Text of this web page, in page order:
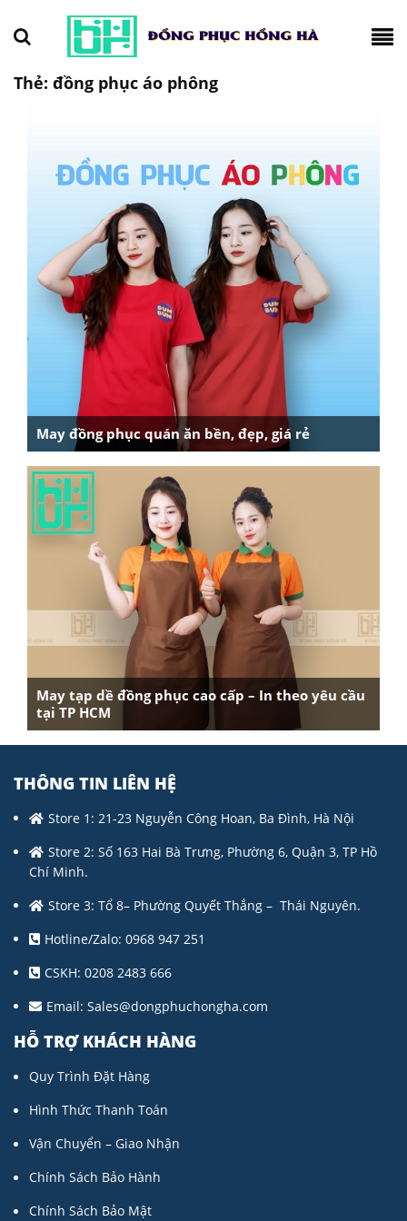
Thẻ: đồng phục áo phông
May đồng phục quán ăn bền, đẹp, giá rẻ
May tạp dề đồng phục cao cấp – In theo yêu cầu
tại TP HCM
THÔNG TIN LIÊN HỆ
Store 1: 21-23 Nguyễn Công Hoan, Ba Đình, Hà Nội
Store 2: Số 163 Hai Bà Trưng, Phường 6, Quận 3, TP Hồ
Chí Minh.
Store 3: Tổ 8– Phường Quyết Thắng – Thái Nguyên.
Hotline/Zalo: 0968 947 251
CSKH: 0208 2483 666
Email: Sales@dongphuchongha.com
HỖ TRỢ KHÁCH HÀNG
Quy Trình Đặt Hàng
Hình Thức Thanh Toán
Vận Chuyển – Giao Nhận
Chính Sách Bảo Hành
Chính Sách Bảo Mật